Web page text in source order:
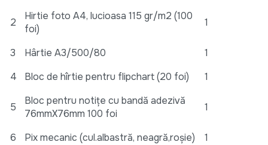
2
Hirtie foto A4, lucioasa 115 gr/m2 (100
foi)
1
3 Hârtie A3/500/80
1
4
Bloc de hîrtie pentru flipchart (20 foi) 1
5
Bloc pentru notițe cu bandă adezivă
76mmX76mm 100 foi
1
6 Pix mecanic (cul.albastră, neagră,roșie)
1